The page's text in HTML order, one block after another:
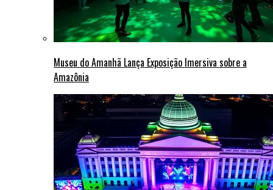
Museu do Amanhã Lança Exposição Imersiva sobre a
Amazônia